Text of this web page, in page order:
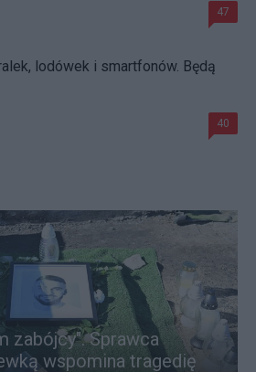
47
lodówek i smartfonów. Będą
40
zabójcy". Sprawca
wspomina tragedię